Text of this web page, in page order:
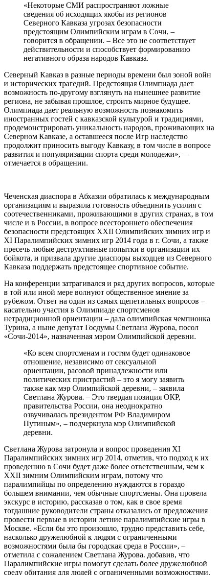
«Некоторые СМИ распространяют ложные
сведения об исходящих якобы из регионов
Северного Кавказа угрозах безопасности
предстоящим Олимпийским играм в Сочи, –
говорится в обращении. – Все это не соответствует
действительности и способствует формированию
негативного образа народов Кавказа.
Северный Кавказ в разные периоды времени был зоной войн
и исторических трагедий. Предстоящая Олимпиада дает
возможность по-другому взглянуть на нынешнее развитие
региона, не забывая прошлое, строить мирное будущее.
Олимпиада дает реальную возможность познакомить
иностранных гостей с кавказской культурой и традициями,
продемонстрировать уникальность народов, проживающих на
Северном Кавказе, а оставшееся после Игр наследство
продолжит приносить выгоду Кавказу, в том числе в вопросе
развития и популяризации спорта среди молодежи», —
отмечается в обращении.
Чеченская диаспора в Абхазии обратилась к международным
организациям и выразила готовность объединить усилия с
соотечественниками, проживающими в других странах, в том
числе и в России, в вопросе всестороннего обеспечения
безопасности предстоящих XXII Олимпийских зимних игр и
XI Паралимпийских зимних игр 2014 года в г. Сочи, а также
пресечь любые деструктивные попытки в организации их
бойкота, и призвала другие диаспоры выходцев из Северного
Кавказа поддержать предстоящее спортивное событие.
На конференции затрагивался и ряд других вопросов, которые
в той или иной мере волнуют общественное мнение за
рубежом. Ответ на один из самых щепетильных вопросов –
касательно участия в Олимпиаде спортсменов
нетрадиционной ориентации – дала олимпийская чемпионка
Турина, а ныне депутат Госдумы Светлана Журова, посол
«Сочи-2014», назначенная мэром Олимпийской деревни.
«Ко всем спортсменам и гостям будет одинаковое
отношение, независимо от сексуальной
ориентации, расовой принадлежности или
политических пристрастий – это я могу заявить
также как мэр Олимпийской деревни, – заявила
Светлана Журова. – Это твердая позиция ОКР,
правительства России, она неоднократно
озвучивалась президентом РФ Владимиром
Путиным», – подчеркнула мэр Олимпийской
деревни.
Светлана Журова затронула и вопрос проведения XI
Паралимпийских зимних игр 2014, отметив, что подход к их
проведению в Сочи будет даже более ответственным, чем к
XXII зимним Олимпийским играм, потому что
паралимпийцы по определению нуждаются в гораздо
большем внимании, чем обычные спортсмены. Она провела
экскурс в историю, рассказав о том, как в свое время
тогдашние руководители страны отказались от предложения
провести первые в истории летние паралимпийские игры в
Москве. «Если бы это произошло, трудно представить себе,
насколько дружелюбной к людям с ограниченными
возможностями была бы городская среда в России», –
отметила с сожалением Светлана Журова. добавив, что
Паралимпийские игры помогут сделать более дружелюбной
среду обитания для людей с ограниченными возможностями.